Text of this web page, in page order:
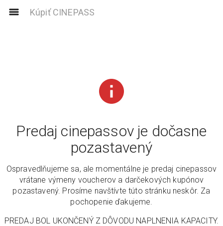
Kúpiť CINEPASS
Predaj cinepassov je dočasne
pozastavený
Ospravedlňujeme sa, ale momentálne je predaj cinepassov
vrátane výmeny voucherov a darčekových kupónov
pozastavený. Prosíme navštívte túto stránku neskôr. Za
pochopenie ďakujeme.
PREDAJ BOL UKONČENÝ Z DÔVODU NAPLNENIA KAPACITY.